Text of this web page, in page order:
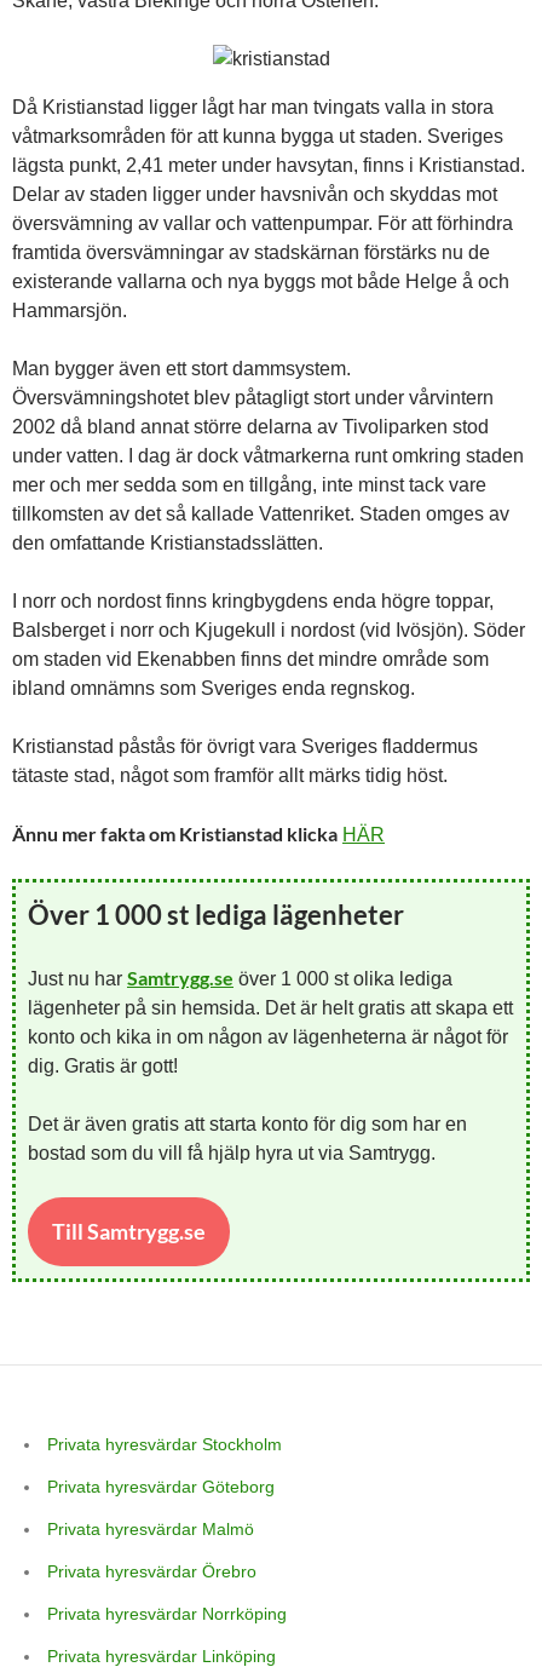
Då Kristianstad ligger lågt har man tvingats valla in stora
våtmarksområden för att kunna bygga ut staden. Sveriges
lägsta punkt, 2,41 meter under havsytan, finns i Kristianstad.
Delar av staden ligger under havsnivån och skyddas mot
översvämning av vallar och vattenpumpar. För att förhindra
framtida översvämningar av stadskärnan förstärks nu de
existerande vallarna och nya byggs mot både Helge å och
Hammarsjön.
Man bygger även ett stort dammsystem.
Översvämningshotet blev påtagligt stort under vårvintern
2002 då bland annat större delarna av Tivoliparken stod
under vatten. I dag är dock våtmarkerna runt omkring staden
mer och mer sedda som en tillgång, inte minst tack vare
tillkomsten av det så kallade Vattenriket. Staden omges av
den omfattande Kristianstadsslätten.
I norr och nordost finns kringbygdens enda högre toppar,
Balsberget i norr och Kjugekull i nordost (vid Ivösjön). Söder
om staden vid Ekenabben finns det mindre område som
ibland omnämns som Sveriges enda regnskog.
Kristianstad påstås för övrigt vara Sveriges fladdermus
tätaste stad, något som framför allt märks tidig höst.
Ännu mer fakta om Kristianstad klicka HÄR
Över 1 000 st lediga lägenheter
Just nu har Samtrygg.se över 1 000 st olika lediga
lägenheter på sin hemsida. Det är helt gratis att skapa ett
konto och kika in om någon av lägenheterna är något för
dig. Gratis är gott!
Det är även gratis att starta konto för dig som har en
bostad som du vill få hjälp hyra ut via Samtrygg.
Till Samtrygg.se
Privata hyresvärdar Stockholm
Privata hyresvärdar Göteborg
Privata hyresvärdar Malmö
Privata hyresvärdar Örebro
Privata hyresvärdar Norrköping
Privata hyresvärdar Linköping